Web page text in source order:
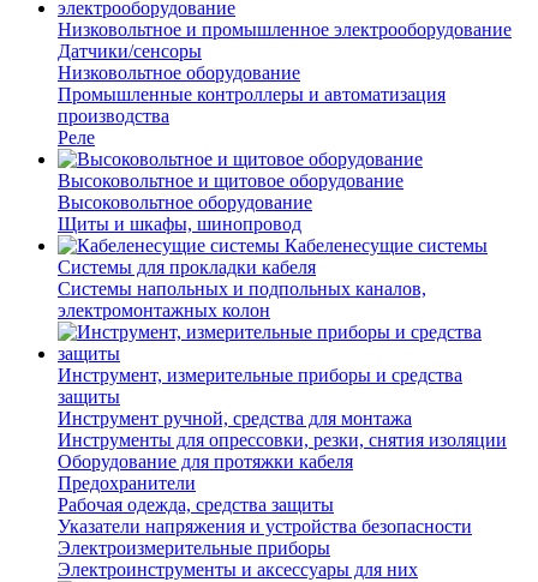
Низковольтное и промышленное электрооборудование
Датчики/сенсоры
Низковольтное оборудование
Промышленные контроллеры и автоматизация
производства
Реле
Высоковольтное и щитовое оборудование
Высоковольтное оборудование
Щиты и шкафы, шинопровод
Кабеленесущие системы
Системы для прокладки кабеля
Системы напольных и подпольных каналов,
электромонтажных колон
Инструмент, измерительные приборы и средства
защиты
Инструмент ручной, средства для монтажа
Инструменты для опрессовки, резки, снятия изоляции
Оборудование для протяжки кабеля
Предохранители
Рабочая одежда, средства защиты
Указатели напряжения и устройства безопасности
Электроизмерительные приборы
Электроинструменты и аксессуары для них